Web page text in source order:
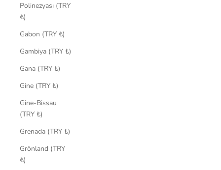
Polinezyası (TRY
₺)
Gabon (TRY ₺)
Gambiya (TRY ₺)
Gana (TRY ₺)
Gine (TRY ₺)
Gine-Bissau
(TRY ₺)
Grenada (TRY ₺)
Grönland (TRY
₺)